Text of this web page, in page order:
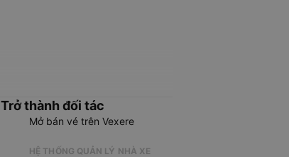
Trở thành đối tác
Mở bán vé trên Vexere
HỆ THỐNG QUẢN LÝ NHÀ XE